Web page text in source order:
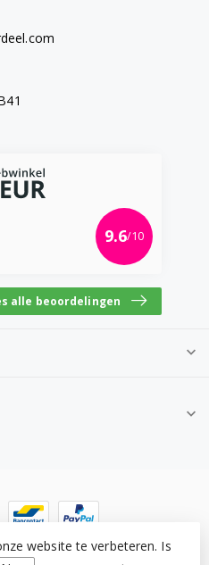
9.6/10
alle beoordelingen
- Powered by
website te verbeteren. Is